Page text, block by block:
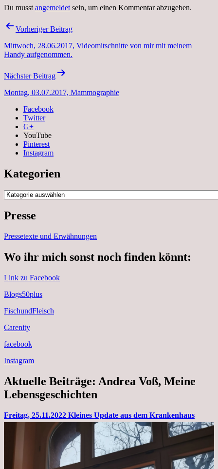
Du musstangemeldetsein, um einen Kommentar abzugeben.
Beitragsnavigation
Vorheriger Beitrag
Mittwoch, 28.06.2017, Videomitschnitte von mir mit meinem
Handy aufgenommen.
Nächster Beitrag
Montag, 03.07.2017, Mammographie
Facebook
Twitter
G+
YouTube
Pinterest
Instagram
Kategorien
Kategorien
Presse
Pressetexte und Erwähnungen
Wo ihr mich sonst noch finden könnt:
Link zu Facebook
Blogs50plus
FischundFleisch
Carenity
facebook
Instagram
Aktuelle Beiträge: Andrea Voß, Meine
Lebensgeschichten
Freitag, 25.11.2022 Kleines Update aus dem Krankenhaus